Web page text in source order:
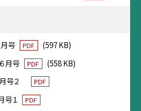
号 PDF
(597 KB)
月号
PDF
(558 KB)
号２
PDF
号１ PDF